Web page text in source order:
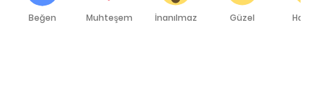
Beğen Muhteşem İnanılmaz Güzel